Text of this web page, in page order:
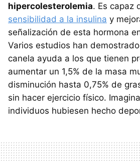
hipercolesterolemia. Es capaz
sensibilidad a la insulina y
señalización de esta hormona
Varios estudios han
canela ayuda a los que tienen
aumentar un 1,5% de la masa
disminución hasta 0,75% de
sin hacer ejercicio físico.
individuos hubiesen hecho